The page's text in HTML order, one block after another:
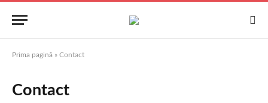
Prima pagină » Contact
Contact